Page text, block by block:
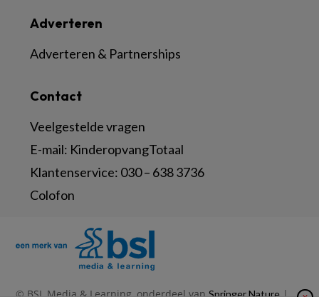
Contact
Veelgestelde vragen
E-mail: KinderopvangTotaal
Klantenservice: 030 – 638 3736
Colofon
Adverteren
Adverteren & Partnerships
© BSL Media & Learning, onderdeel van Springer Nature |